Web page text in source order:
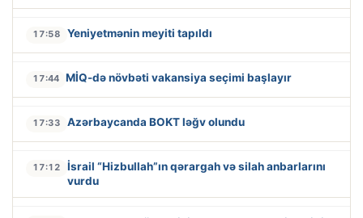
17:58 Yeniyetmənin meyiti tapıldı
17:44 MİQ-də növbəti vakansiya seçimi başlayır
17:33 Azərbaycanda BOKT ləğv olundu
17:12
İsrail “Hizbullah”ın qərargah və silah anbarlarını
vurdu